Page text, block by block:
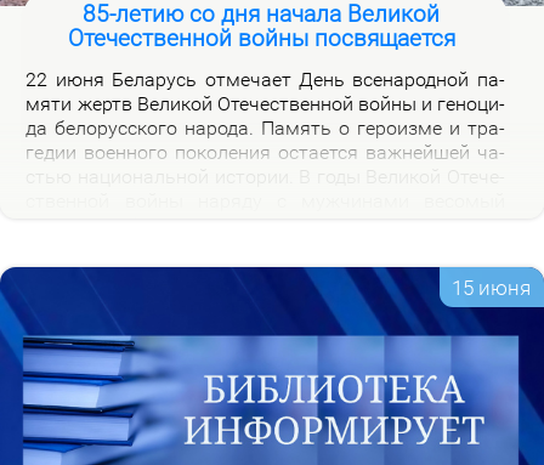
85-летию со дня начала Великой
Отечественной войны посвящается
22 июня Бе­ла­русь от­ме­ча­ет День все­на­род­ной па­
мя­ти жертв Ве­ли­кой Оте­че­ствен­ной вой­ны и ге­но­ци­
да бе­ло­рус­ско­го на­ро­да. Па­мять о ге­ро­из­ме и тра­
ге­дии во­ен­но­го по­ко­ле­ния оста­ет­ся важ­ней­шей ча­
ских от­ря­дах.
15 июня